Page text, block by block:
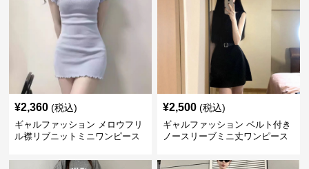
¥2,360 (税込)
ギャルファッション メロウフリ
ル襟リブニットミニワンピース
¥2,500 (税込)
ギャルファッション ベルト付き
ノースリーブミニ丈ワンピース